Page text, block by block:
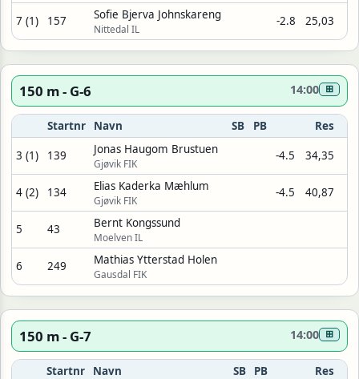
7 (1) 157 Sofie Bjerva Johnskareng
Nittedal IL
-2.8 25,03
150 m - G-6 14:00 ⊞
Startnr Navn SB PB Res
3 (1) 139 Jonas Haugom Brustuen
Gjøvik FIK
-4.5 34,35
4 (2) 134 Elias Kaderka Mæhlum
Gjøvik FIK
-4.5 40,87
5 43 Bernt Kongssund
Moelven IL
6 249 Mathias Ytterstad Holen
Gausdal FIK
150 m - G-7 14:00 ⊞
Startnr Navn SB PB Res